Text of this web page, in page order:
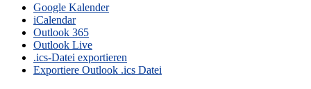
Google Kalender
iCalendar
Outlook 365
Outlook Live
.ics-Datei exportieren
Exportiere Outlook .ics Datei